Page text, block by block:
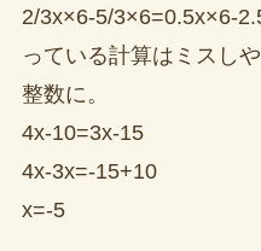
2/3x×6-5/3×6=0.5x×6-
っている計算はミスし
整数に。
4x-10=3x-15
4x-3x=-15+10
x=-5